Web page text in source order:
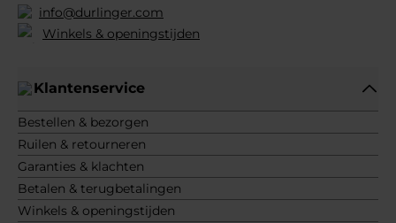
info@durlinger.com
Winkels & openingstijden
Klantenservice
Bestellen & bezorgen
Ruilen & retourneren
Garanties & klachten
Betalen & terugbetalingen
Winkels & openingstijden